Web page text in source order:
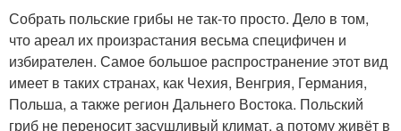
Собрать польские грибы не так-то просто. Дело в том,
что ареал их произрастания весьма специфичен и
избирателен. Самое большое распространение этот вид
имеет в таких странах, как Чехия, Венгрия, Германия,
Польша, а также регион Дальнего Востока. Польский
гриб не переносит засушливый климат, а потому живёт в